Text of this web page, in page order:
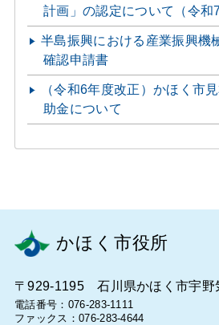
計画」の認定について（令和
半島振興における産業振興機
確認申請書
（令和6年度改正）かほく市
助金について
かほく市役所
〒929-1195 石川県かほく市宇野
電話番号：076-283-1111
ファックス：076-283-4644